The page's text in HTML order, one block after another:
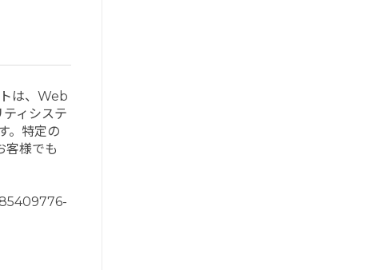
は、Web
ィシステ
。特定の
客様でも